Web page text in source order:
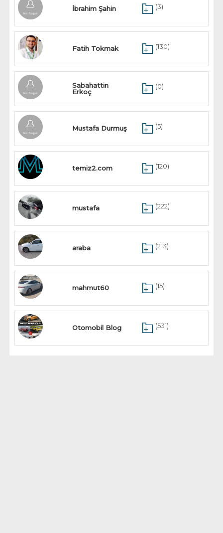
İbrahim Şahin (3)
Fatih Tokmak (130)
Sabahattin
Erkoç
(0)
Mustafa Durmuş (5)
temiz2.com (120)
mustafa (222)
araba (213)
mahmut60 (15)
Otomobil Blog (531)